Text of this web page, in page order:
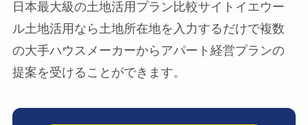
日本最大級の土地活用プラン比較サイトイエウー
ル土地活用なら土地所在地を入力するだけで複数
の大手ハウスメーカーからアパート経営プランの
提案を受けることができます。